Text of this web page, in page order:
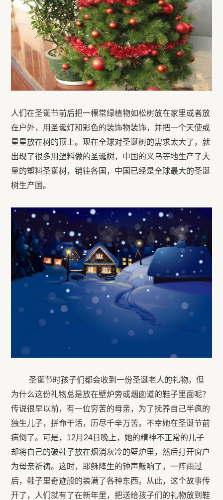
人们在圣诞节前后把一棵常绿植物如松树放在家里或者放
在户外，用圣诞灯和彩色的装饰物装饰，并把一个天使或
星星放在树的顶上。现在全球对圣诞树的需求太大了，就
出现了很多用塑料做的圣诞树，中国的义乌等地生产了大
量的塑料圣诞树，销往各国，中国已经是全球最大的圣诞
树生产国。
圣诞节时孩子们都会收到一份圣诞老人的礼物。但
为什么这份礼物总是放在壁炉旁或烟囱道的鞋子里面呢？
传说很早以前，有一位穷苦的母亲，为了抚养自己半疯的
独生儿子，拼命干活，历尽千辛万苦。不幸她在圣诞节前
病倒了。可是，12月24日晚上，她的精神不正常的儿子
却将自己的破鞋子放在烟消灰冷的壁炉里，然后打开窗户
为母亲祈祷。这时，耶稣降生的钟声敲响了，一阵雨过
后，鞋子里奇迹般的装满了各种东西。从此，这个故事传
开了，人们就有了在新年里，把送给孩子们的礼物放到鞋